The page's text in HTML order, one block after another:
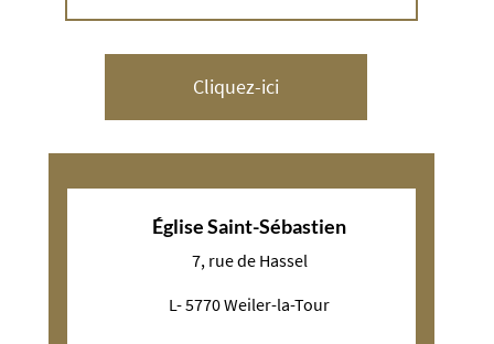
Cliquez-ici
Église Saint-Sébastien
7, rue de Hassel
L- 5770 Weiler-la-Tour